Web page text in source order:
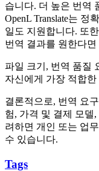
습니다. 더 높은 번역
OpenL Translate는
일도 지원합니다. 또
번역 결과를 원한다면
파일 크기, 번역 품질
자신에게 가장 적합
결론적으로, 번역 요
험, 가격 및 결제 모델
려하면 개인 또는 업
수 있습니다.
Tags